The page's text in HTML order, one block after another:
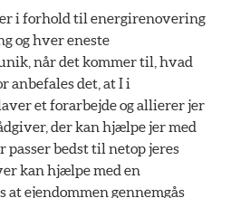
i forhold til energirenovering
og hver eneste
når det kommer til, hvad
anbefales det, at I i
et forarbejde og allierer jer
der kan hjælpe jer med
passer bedst til netop jeres
kan hjælpe med en
at ejendommen gennemgås